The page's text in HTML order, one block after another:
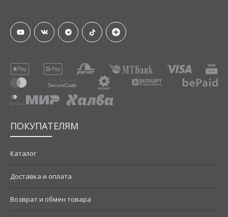
ПОКУПАТЕЛЯМ
Каталог
Доставка и оплата
Возврат и обмен товара